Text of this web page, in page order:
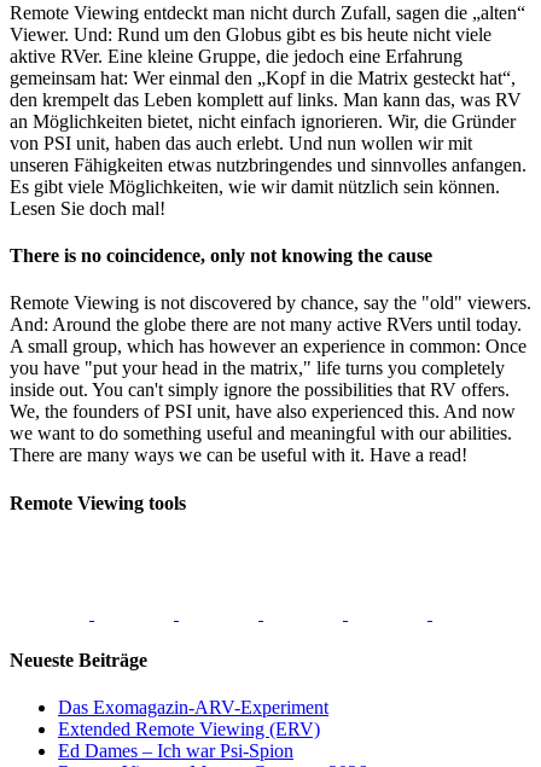
Remote Viewing entdeckt man nicht durch Zufall, sagen die „alten“
Viewer. Und: Rund um den Globus gibt es bis heute nicht viele
aktive RVer. Eine kleine Gruppe, die jedoch eine Erfahrung
gemeinsam hat: Wer einmal den „Kopf in die Matrix gesteckt hat“,
den krempelt das Leben komplett auf links. Man kann das, was RV
an Möglichkeiten bietet, nicht einfach ignorieren. Wir, die Gründer
von PSI unit, haben das auch erlebt. Und nun wollen wir mit
unseren Fähigkeiten etwas nutzbringendes und sinnvolles anfangen.
Es gibt viele Möglichkeiten, wie wir damit nützlich sein können.
Lesen Sie doch mal!
There is no coincidence, only not knowing the cause
Remote Viewing is not discovered by chance, say the "old" viewers.
And: Around the globe there are not many active RVers until today.
A small group, which has however an experience in common: Once
you have "put your head in the matrix," life turns you completely
inside out. You can't simply ignore the possibilities that RV offers.
We, the founders of PSI unit, have also experienced this. And now
we want to do something useful and meaningful with our abilities.
There are many ways we can be useful with it. Have a read!
Remote Viewing tools
Neueste Beiträge
Das Exomagazin-ARV-Experiment
Extended Remote Viewing (ERV)
Ed Dames – Ich war Psi-Spion